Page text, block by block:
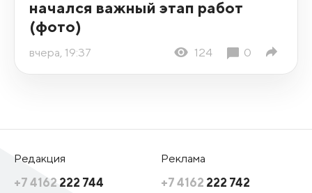
начался важный этап работ
(фото)
вчера, 19:37 124 0
Редакция
+7 4162 222 744
Реклама
+7 4162 222 742